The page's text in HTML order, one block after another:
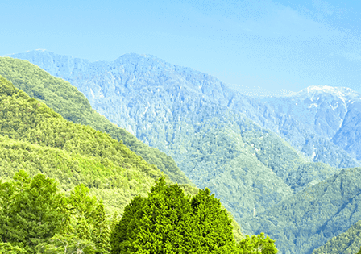
が
た
つ
映
え
る
ま